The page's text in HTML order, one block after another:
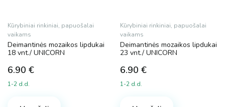
Prekės ženklas
Magy
Plotis
Kūrybiniai rinkiniai, papuošalai
vaikams
Deimantinės mozaikos lipdukai
18 vnt./ UNICORN
6.90 €
1-2 d.d.
Kūrybiniai rinkiniai, papuošalai
vaikams
Deimantinės mozaikos lipdukai
23 vnt./ UNICORN
6.90 €
1-2 d.d.